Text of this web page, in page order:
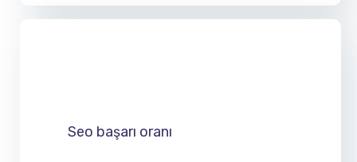
Seo başarı oranı